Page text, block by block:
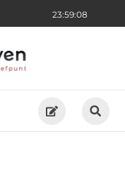
23:59:10